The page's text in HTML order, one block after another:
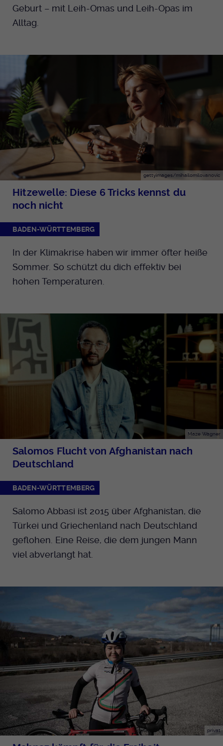
Geburt – mit Leih-Omas und Leih-Opas im
Alltag.
gettyimages/mihailomilovanovic
Hitzewelle: Diese 6 Tricks kennst du
noch nicht
BADEN-WÜRTTEMBERG
In der Klimakrise haben wir immer öfter heiße
Sommer. So schützt du dich effektiv bei
hohen Temperaturen.
Maze Wagner
Salomos Flucht von Afghanistan nach
Deutschland
BADEN-WÜRTTEMBERG
Salomo Abbasi ist 2015 über Afghanistan, die
Türkei und Griechenland nach Deutschland
geflohen. Eine Reise, die dem jungen Mann
viel abverlangt hat.
privat